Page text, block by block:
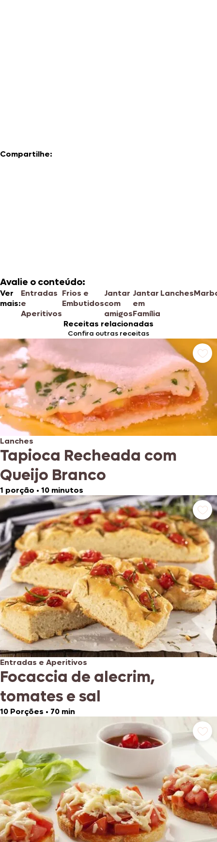
Compartilhe:
Avalie o conteúdo:
Ver
mais:
Entradas
e
Aperitivos
Frios e
Embutidos
Jantar
com
amigos
Jantar
em
Família
Lanches
Receitas relacionadas
Confira outras receitas
Lanches
Tapioca Recheada com
Queijo Branco
1 porção • 10 minutos
Entradas e Aperitivos
Focaccia de alecrim,
tomates e sal
10 Porções • 70 min